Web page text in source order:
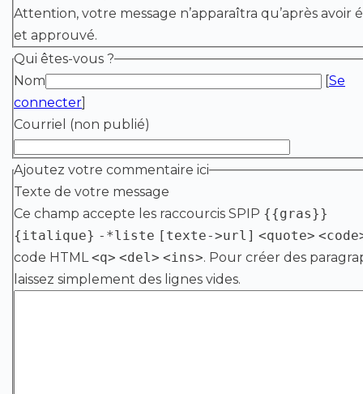
Attention, votre message n’apparaîtra qu’après avoir
et approuvé.
Qui êtes-vous ?
Nom
[Se
connecter]
Courriel (non publié)
Ajoutez votre commentaire ici
Texte de votre message
Ce champ accepte les raccourcis SPIP {{gras}}
{italique} -*liste [texte->url] <quote>
code HTML<q> <del> <ins>. Pour créer des
laissez simplement des lignes vides.